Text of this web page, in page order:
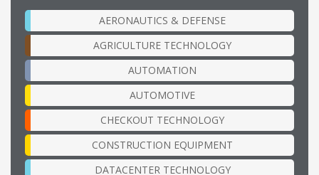
AERONAUTICS & DEFENSE
AGRICULTURE TECHNOLOGY
AUTOMATION
AUTOMOTIVE
CHECKOUT TECHNOLOGY
CONSTRUCTION EQUIPMENT
DATACENTER TECHNOLOGY